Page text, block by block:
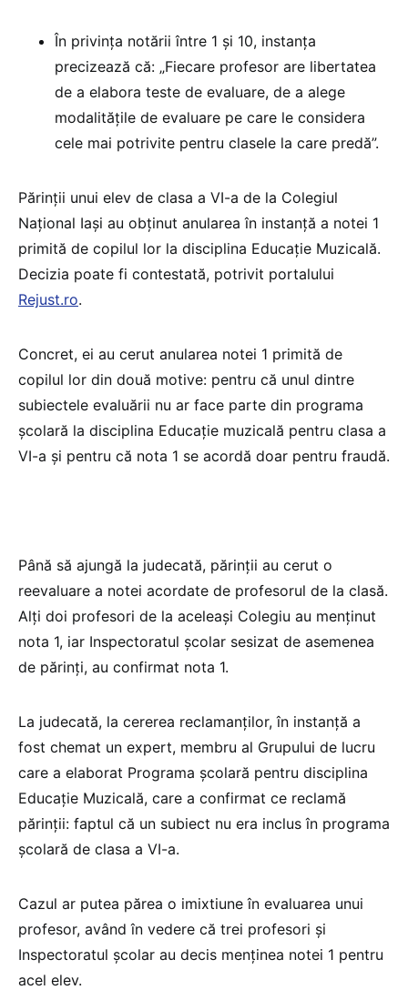
În privința notării între 1 și 10, instanța
precizează că: „Fiecare profesor are libertatea
de a elabora teste de evaluare, de a alege
modalităţile de evaluare pe care le considera
cele mai potrivite pentru clasele la care predă”.
Părinții unui elev de clasa a VI-a de la Colegiul
Național Iași au obținut anularea în instanță a notei 1
primită de copilul lor la disciplina Educație Muzicală.
Decizia poate fi contestată, potrivit portalului
Rejust.ro.
Concret, ei au cerut anularea notei 1 primită de
copilul lor din două motive: pentru că unul dintre
subiectele evaluării nu ar face parte din programa
școlară la disciplina Educație muzicală pentru clasa a
VI-a și pentru că nota 1 se acordă doar pentru fraudă.
Până să ajungă la judecată, părinții au cerut o
reevaluare a notei acordate de profesorul de la clasă.
Alți doi profesori de la aceleași Colegiu au menținut
nota 1, iar Inspectoratul școlar sesizat de asemenea
de părinți, au confirmat nota 1.
La judecată, la cererea reclamanților, în instanță a
fost chemat un expert, membru al Grupului de lucru
care a elaborat Programa şcolară pentru disciplina
Educaţie Muzicală, care a confirmat ce reclamă
părinții: faptul că un subiect nu era inclus în programa
școlară de clasa a VI-a.
Cazul ar putea părea o imixtiune în evaluarea unui
profesor, având în vedere că trei profesori și
Inspectoratul școlar au decis menținea notei 1 pentru
acel elev.